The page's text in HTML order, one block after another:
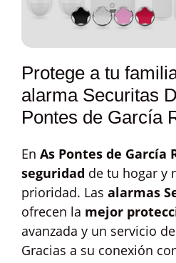
Protege a tu
alarma Securitas
Pontes de García
En As Pontes de García
seguridad de tu hogar y
prioridad. Las alarmas
ofrecen la mejor
avanzada y un servicio de
Gracias a su conexión